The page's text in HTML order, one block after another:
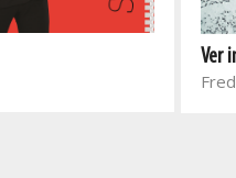
Ver